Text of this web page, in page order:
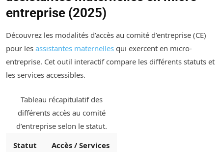
entreprise (2025)
Découvrez les modalités d’accès au comité d’entreprise (CE)
pour les assistantes maternelles qui exercent en micro-
entreprise. Cet outil interactif compare les différents statuts et
les services accessibles.
Tableau récapitulatif des
différents accès au comité
d’entreprise selon le statut.
Statut
Accès / Services